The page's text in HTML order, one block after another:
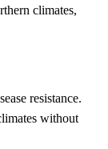
climates,
resistance.
without